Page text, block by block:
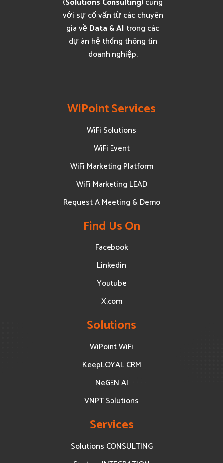
(Solutions Consulting) cùng
với sự cố vấn từ các chuyên
gia vềData & AI trong các
dự án hệ thống thông tin
doanh nghiệp.
WiPoint Services
WiFi Solutions
WiFi Event
WiFi Marketing Platform
WiFi Marketing LEAD
Request A Meeting & Demo
Find Us On
Facebook
Linkedin
Youtube
X.com
Solutions
WiPoint WiFi
KeepLOYAL CRM
NeGEN AI
VNPT Solutions
Services
Solutions CONSULTING